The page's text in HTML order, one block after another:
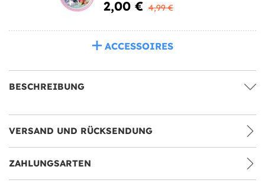
2,00 € 4,99 €
ACCESSOIRES
BESCHREIBUNG
VERSAND UND RÜCKSENDUNG
ZAHLUNGSARTEN